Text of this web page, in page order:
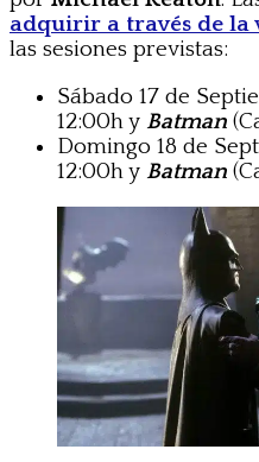
adquirir a través de la
las sesiones previstas:
Sábado 17 de
12:00h y Batman
Domingo 18 de
12:00h y Batman